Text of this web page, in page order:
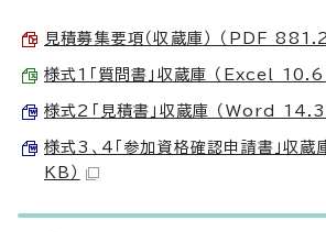
見積募集要項（収蔵庫） （PDF
様式1「質問書」収蔵庫 （Excel 10.6
様式2「見積書」収蔵庫 （Word 14.3
様式3、4「参加資格確認申請書」収
KB）